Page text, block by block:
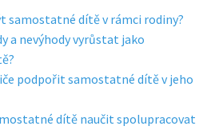
samostatné dítě v rámci rodiny?
a nevýhody vyrůstat jako
podpořit samostatné dítě v jeho
dítě naučit spolupracovat